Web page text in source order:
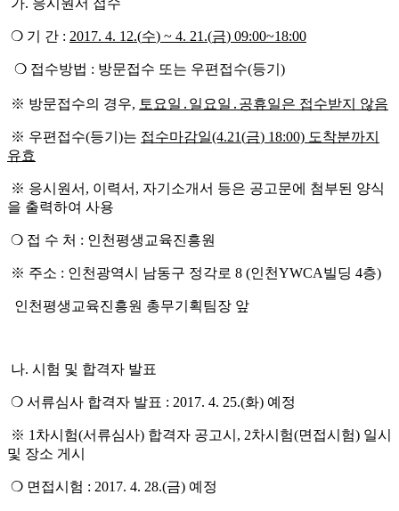
가. 응시원서 접수
❍ 기 간 : 2017. 4. 12.(수) ~ 4. 21.(금) 09:00~18:00
❍ 접수방법 : 방문접수 또는 우편접수(등기 )
※ 방문접수의 경우, 토요일 ․ 일요일 ․ 공휴일은 접수받지 않음
※ 우편접수(등기 )는 접수마감일(4.21(금) 18:00) 도착분까지
유효
※ 응시원서 , 이력서 , 자기소개서 등은 공고문에 첨부된 양식
을 출력하여 사용
❍ 접 수 처 : 인천평생교육진흥원
※ 주소 : 인천광역시 남동구 정각로 8 (인천YWCA빌딩 4층)
인천평생교육진흥원 총무기획팀장 앞
나. 시험 및 합격자 발표
❍ 서류심사 합격자 발표 : 2017. 4. 25.(화) 예정
※ 1 차시험(서류심사) 합격자 공고시 , 2차시험(면접시험) 일시
및 장소 게시
❍ 면접시험 : 2017. 4. 28.(금) 예정